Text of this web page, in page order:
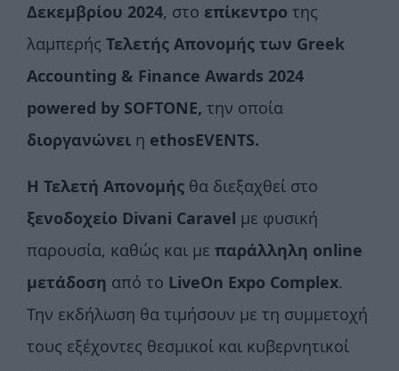
Δεκεμβρίου 2024, στο επίκεντρο της
λαμπερής Τελετής Απονομής των Greek
Accounting & Finance Awards 2024
powered by SOFTONE, την οποία
διοργανώνει η ethosEVENTS.
Η Τελετή Απονομής θα διεξαχθεί στο
ξενοδοχείο Divani Caravel με φυσική
παρουσία, καθώς και με παράλληλη online
μετάδοση από το LiveOn Expo Complex.
Την εκδήλωση θα τιμήσουν με τη συμμετοχή
τους εξέχοντες θεσμικοί και κυβερνητικοί